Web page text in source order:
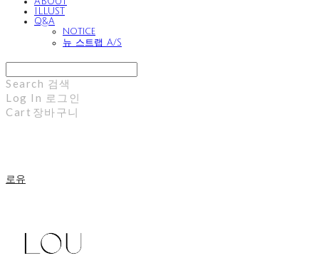
ILLUST
Q&A
notice
뉴 스트랩 A/S
Search 검색
Log In 로그인
Cart 장바구니
로유